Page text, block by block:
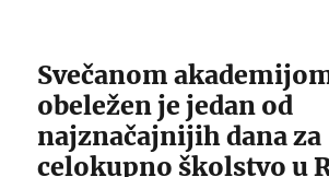
Svečanom
obeležen je jedan od
najznačajnijih dana za
celokupno školstvo u